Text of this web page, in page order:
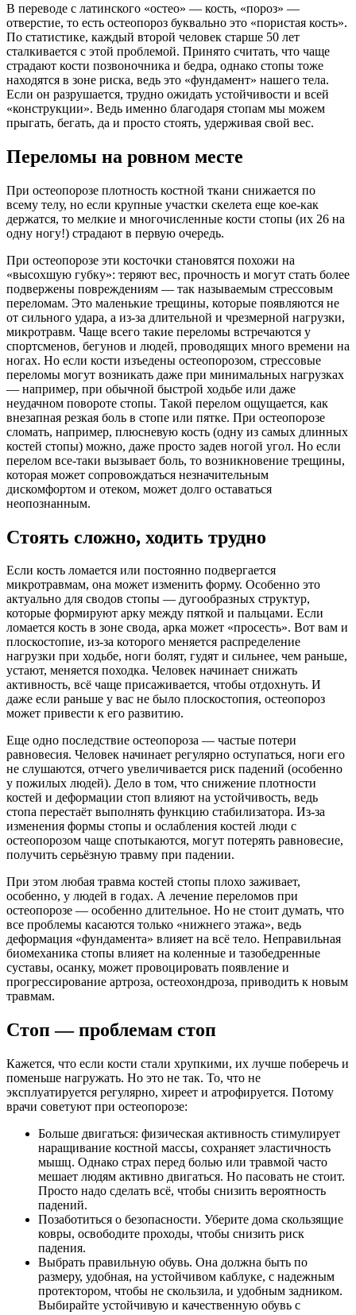
В переводе с латинского «остео» — кость, «пороз» —
отверстие, то есть остеопороз буквально это «пористая кость».
По статистике, каждый второй человек старше 50 лет
сталкивается с этой проблемой. Принято считать, что чаще
страдают кости позвоночника и бедра, однако стопы тоже
находятся в зоне риска, ведь это «фундамент» нашего тела.
Если он разрушается, трудно ожидать устойчивости и всей
«конструкции». Ведь именно благодаря стопам мы можем
прыгать, бегать, да и просто стоять, удерживая свой вес.
Переломы на ровном месте
При остеопорозе плотность костной ткани снижается по
всему телу, но если крупные участки скелета еще кое-как
держатся, то мелкие и многочисленные кости стопы (их 26 на
одну ногу!) страдают в первую очередь.
При остеопорозе эти косточки становятся похожи на
«высохшую губку»: теряют вес, прочность и могут стать более
подвержены повреждениям — так называемым стрессовым
переломам. Это маленькие трещины, которые появляются не
от сильного удара, а из-за длительной и чрезмерной нагрузки,
микротравм. Чаще всего такие переломы встречаются у
спортсменов, бегунов и людей, проводящих много времени на
ногах. Но если кости изъедены остеопорозом, стрессовые
переломы могут возникать даже при минимальных нагрузках
— например, при обычной быстрой ходьбе или даже
неудачном повороте стопы. Такой перелом ощущается, как
внезапная резкая боль в стопе или пятке. При остеопорозе
сломать, например, плюсневую кость (одну из самых длинных
костей стопы) можно, даже просто задев ногой угол. Но если
перелом все-таки вызывает боль, то возникновение трещины,
которая может сопровождаться незначительным
дискомфортом и отеком, может долго оставаться
неопознанным.
Стоять сложно, ходить трудно
Если кость ломается или постоянно подвергается
микротравмам, она может изменить форму. Особенно это
актуально для сводов стопы — дугообразных структур,
которые формируют арку между пяткой и пальцами. Если
ломается кость в зоне свода, арка может «просесть». Вот вам и
плоскостопие, из-за которого меняется распределение
нагрузки при ходьбе, ноги болят, гудят и сильнее, чем раньше,
устают, меняется походка. Человек начинает снижать
активность, всё чаще присаживается, чтобы отдохнуть. И
даже если раньше у вас не было плоскостопия, остеопороз
может привести к его развитию.
Еще одно последствие остеопороза — частые потери
равновесия. Человек начинает регулярно оступаться, ноги его
не слушаются, отчего увеличивается риск падений (особенно
у пожилых людей). Дело в том, что снижение плотности
костей и деформации стоп влияют на устойчивость, ведь
стопа перестаёт выполнять функцию стабилизатора. Из-за
изменения формы стопы и ослабления костей люди с
остеопорозом чаще спотыкаются, могут потерять равновесие,
получить серьёзную травму при падении.
При этом любая травма костей стопы плохо заживает,
особенно, у людей в годах. А лечение переломов при
остеопорозе — особенно длительное. Но не стоит думать, что
все проблемы касаются только «нижнего этажа», ведь
деформация «фундамента» влияет на всё тело. Неправильная
биомеханика стопы влияет на коленные и тазобедренные
суставы, осанку, может провоцировать появление и
прогрессирование артроза, остеохондроза, приводить к новым
травмам.
Стоп — проблемам стоп
Кажется, что если кости стали хрупкими, их лучше поберечь и
поменьше нагружать. Но это не так. То, что не
эксплуатируется регулярно, хиреет и атрофируется. Потому
врачи советуют при остеопорозе:
Больше двигаться: физическая активность стимулирует
наращивание костной массы, сохраняет эластичность
мышц. Однако страх перед болью или травмой часто
мешает людям активно двигаться. Но пасовать не стоит.
Просто надо сделать всё, чтобы снизить вероятность
падений.
Позаботиться о безопасности. Уберите дома скользящие
ковры, освободите проходы, чтобы снизить риск
падения.
Выбрать правильную обувь. Она должна быть по
размеру, удобная, на устойчивом каблуке, с надежным
протектором, чтобы не скользила, и удобным задником.
Выбирайте устойчивую и качественную обувь с